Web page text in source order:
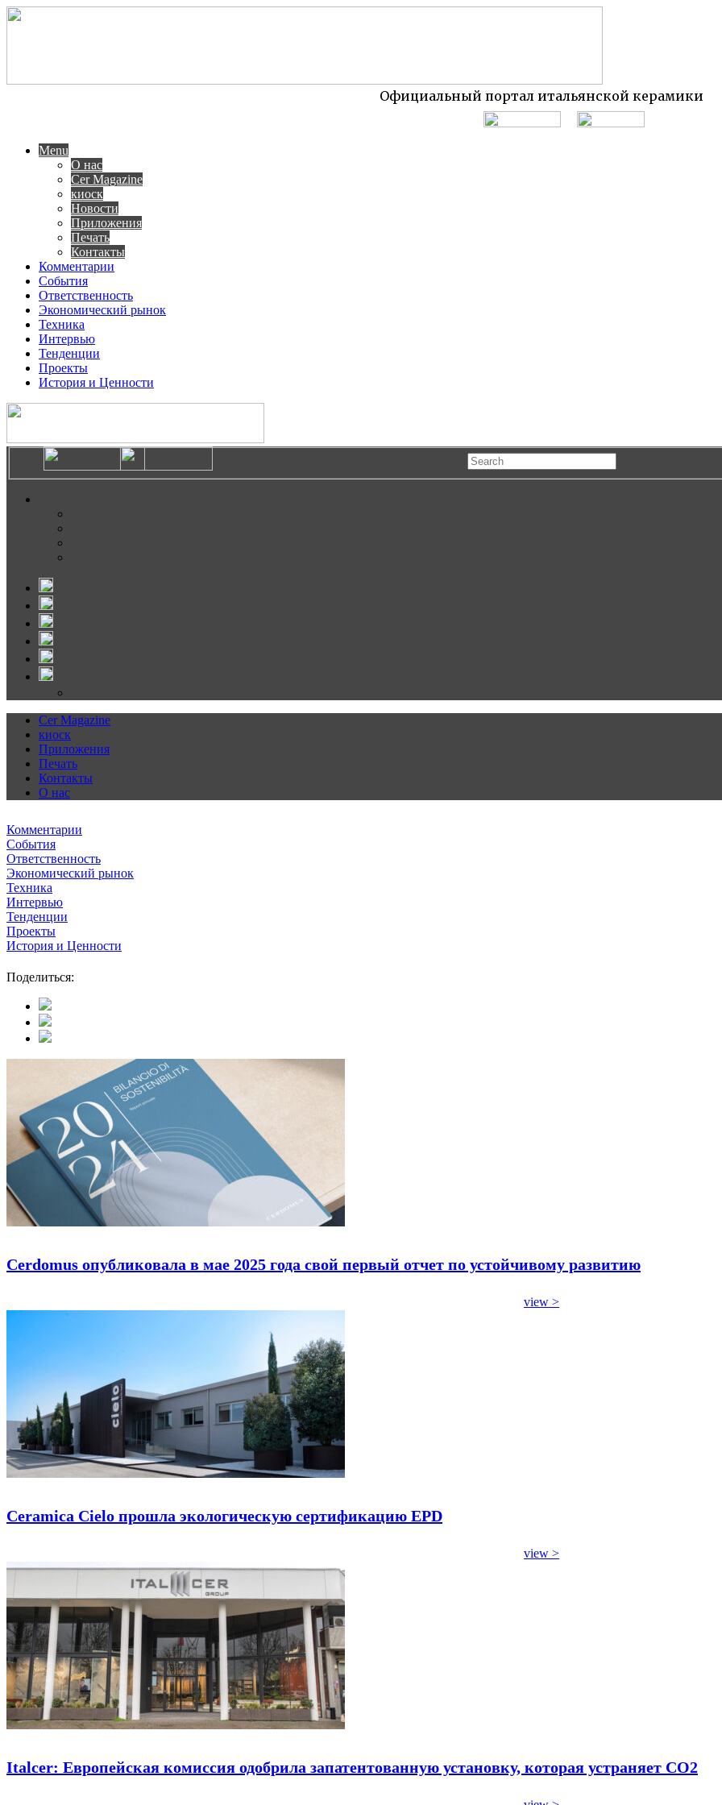
Официальный портал итальянской керамики
Menu
О нас
Cer Magazine
киоск
Новости
Приложения
Печать
Контакты
Комментарии
События
Ответственность
Экономический рынок
Техника
Интервью
Тенденции
Проекты
История и Ценности
Cer Magazine
киоск
Приложения
Печать
Контакты
О нас
Комментарии
События
Ответственность
Экономический рынок
Техника
Интервью
Тенденции
Проекты
История и Ценности
Поделиться:
Cerdomus опубликовала в мае 2025 года свой первый отчет по устойчивому развитию
view >
Ceramica Cielo прошла экологическую сертификацию EPD
view >
Italcer: Европейская комиссия одобрила запатентованную установку, которая устраняет CO2